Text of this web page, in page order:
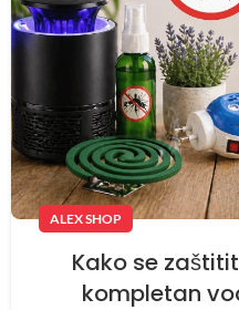
ALEX SHOP
Kako se
kompletan